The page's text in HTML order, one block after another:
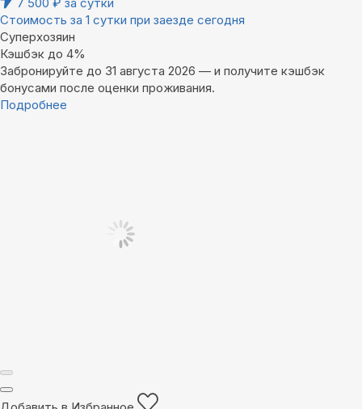
7 500 ₽ за сутки
Стоимость за 1 сутки при заезде сегодня
Суперхозяин
Кэшбэк до 4%
Забронируйте до 31 августа 2026 — и получите кэшбэк
бонусами после оценки проживания.
Подробнее